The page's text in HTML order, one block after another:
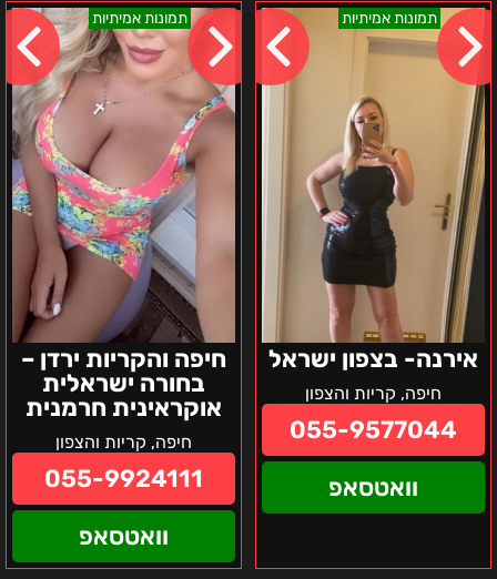
תמונות אמיתיות
אירנה- בצפון ישראל
חיפה, קריות והצפון
055-9577044
וואטסאפ
אירנה-
בצפון
ישראל
תמונות אמיתיות
חיפה והקריות ירדן –
בחורה ישראלית
אוקראינית חרמנית
חיפה, קריות והצפון
055-9924111
וואטסאפ
חיפה
והקריות
ירדן
–
בחורה
ישראלית
אוקראינית
חרמנית